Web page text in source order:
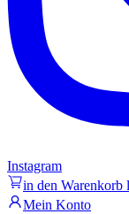
Instagram
in den Warenkorb
Mein Konto